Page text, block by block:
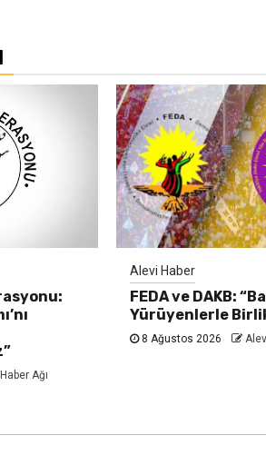
Ağı
Alevi Haber
FEDA ve DAKB:
Yürüyenlerle
8 Ağustos 2026